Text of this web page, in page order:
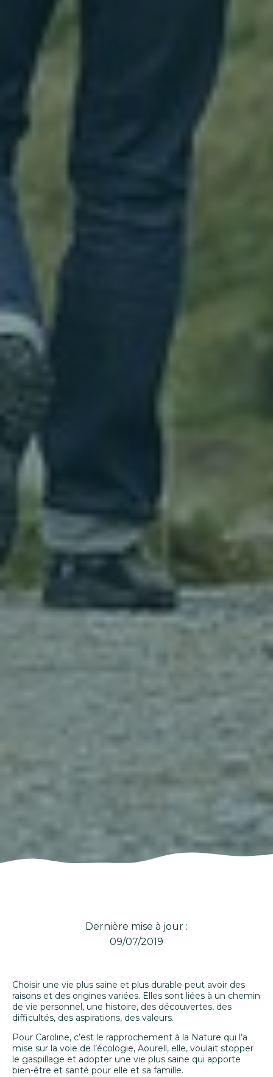
Dernière mise à jour :
09/07/2019
Choisir une vie plus saine et plus durable peut avoir des
raisons et des origines variées. Elles sont liées à un chemin
de vie personnel, une histoire, des découvertes, des
difficultés, des aspirations, des valeurs.
Pour Caroline, c’est le rapprochement à la Nature qui l’a
mise sur la voie de l’écologie, Aourell, elle, voulait stopper
le gaspillage et adopter une vie plus saine qui apporte
bien-être et santé pour elle et sa famille.